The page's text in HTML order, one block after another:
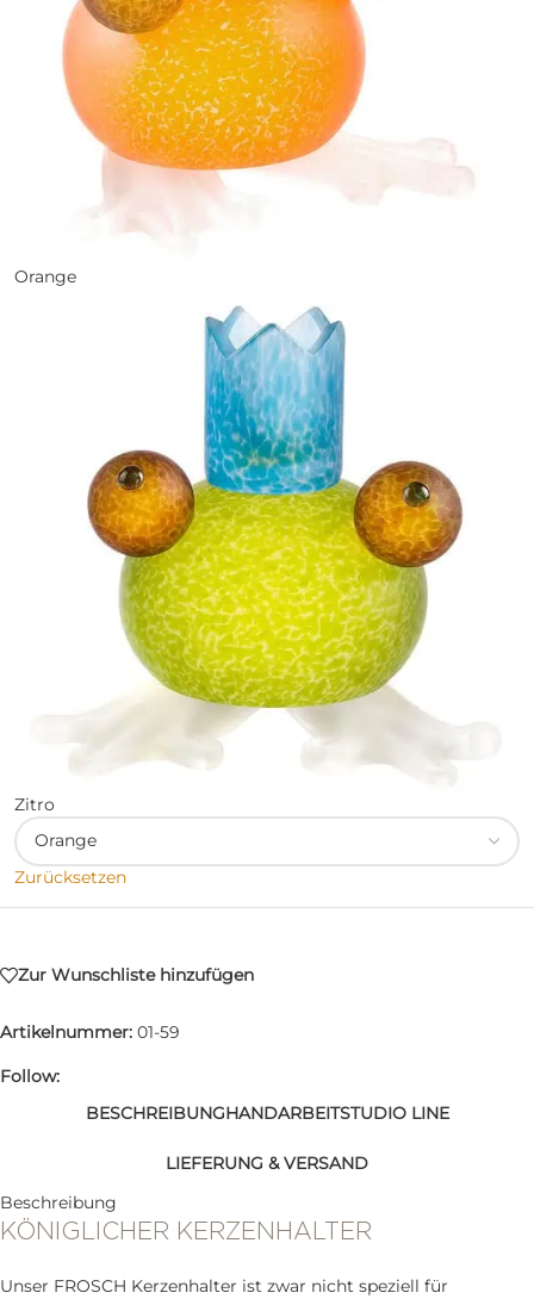
Orange
Zitro
Zurücksetzen
Zur Wunschliste hinzufügen
Artikelnummer: 01-59
Follow:
BESCHREIBUNGHANDARBEITSTUDIO LINE
LIEFERUNG & VERSAND
Beschreibung
KÖNIGLICHER KERZENHALTER
Unser FROSCH Kerzenhalter ist zwar nicht speziell für